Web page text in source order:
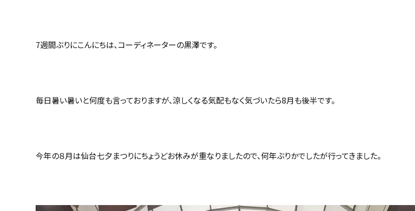
7週間ぶりにこんにちは、コーディネーターの黒澤です。
毎日暑い暑いと何度も言っておりますが、涼しくなる気配もなく気づいたら8月も後半です。
今年の８月は仙台七夕まつりにちょうどお休みが重なりましたので、何年ぶりかでしたが行ってきました。